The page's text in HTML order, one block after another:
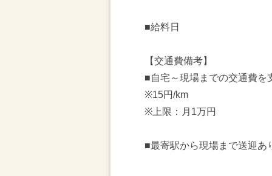
■給料日
【交通費備考】
■自宅～現場までの交通費を
※15円/km
※上限：月1万円
■最寄駅から現場まで送迎あ